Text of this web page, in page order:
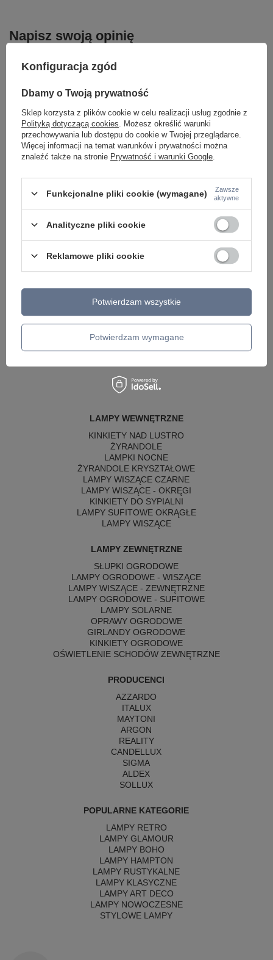
Napisz swoją opinię
Twoja ocena:
Treść twojej opinii
Dodaj własne zdjęcie produktu:
Twoje imię
Twój email
Wyślij opinię
LAMPY WEWNĘTRZNE
KINKIETY NAD LUSTRO
ŻYRANDOLE
LAMPKI NOCNE
ŻYRANDOLE KRYSZTAŁOWE
LAMPY WISZĄCE CZARNE
LAMPY WISZĄCE - OKRĘGI
KINKIETY DO SYPIALNI
LAMPY SUFITOWE OKRĄGŁE
LAMPY WISZĄCE
LAMPY ZEWNĘTRZNE
SŁUPKI OGRODOWE
LAMPY OGRODOWE - WISZĄCE
LAMPY WISZĄCE - ZEWNĘTRZNE
LAMPY OGRODOWE - SUFITOWE
LAMPY SOLARNE
OPRAWY OGRODOWE
GIRLANDY OGRODOWE
KINKIETY OGRODOWE
OŚWIETLENIE SCHODÓW ZEWNĘTRZNE
PRODUCENCI
AZZARDO
ITALUX
MAYTONI
ARGON
REALITY
CANDELLUX
SIGMA
ALDEX
SOLLUX
POPULARNE KATEGORIE
LAMPY RETRO
LAMPY GLAMOUR
LAMPY BOHO
LAMPY HAMPTON
LAMPY RUSTYKALNE
LAMPY KLASYCZNE
LAMPY ART DECO
LAMPY NOWOCZESNE
STYLOWE LAMPY
Konfiguracja zgód
Dbamy o Twoją prywatność
Sklep korzysta z plików cookie w celu realizacji usług zgodnie z
Polityką dotyczącą cookies . Możesz określić warunki
przechowywania lub dostępu do cookie w Twojej przeglądarce.
Więcej informacji na temat warunków i prywatności można
znaleźć także na stronie Prywatność i warunki Google
Funkcjonalne pliki cookie (wymagane)
Zawsze
aktywne
Analityczne pliki cookie
Reklamowe pliki cookie
Potwierdzam wymagane
Potwierdzam wszystkie